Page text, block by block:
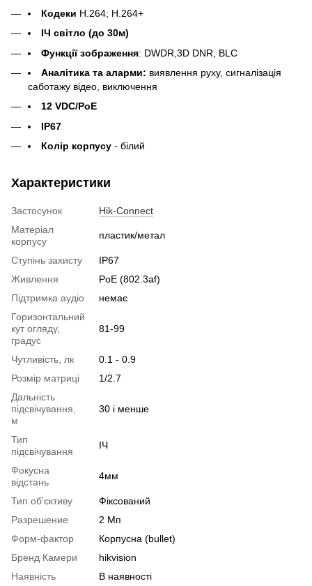
Кодеки H.264; H.264+
ІЧ світло (до 30м)
Функції зображення: DWDR,3D DNR, BLC
Аналітика та аларми: виявлення руху, сигналізація
саботажу відео, виключення
12 VDC/PoE
IP67
Колір корпусу - білий
Характеристики
Застосунок
Hik-Connect
Матеріал
корпусу
пластик/метал
Ступінь захисту
IP67
Живлення
PoE (802.3af)
Підтримка аудіо
немає
Горизонтальний
кут огляду,
градус
81-99
Чутливість, лк
0.1 - 0.9
Розмір матриці
1/2.7
Дальність
підсвічування,
м
30 і менше
Тип
підсвічування
ІЧ
Фокусна
відстань
4мм
Тип об'єктиву
Фіксований
Разрешение
2 Мп
Форм-фактор
Корпусна (bullet)
Бренд Камери
hikvision
Наявність
В наявності